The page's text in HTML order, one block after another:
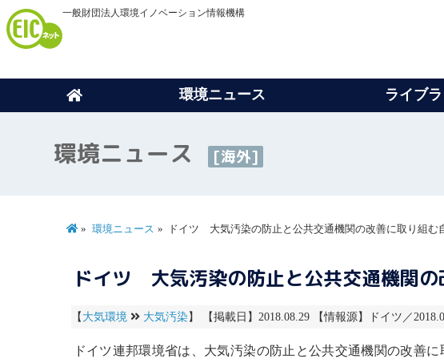
一般財団法人環境イノベーション情報機構
環境ニュース ライブラ
環境ニュース [海外]
環境ニュース ドイツ 大気汚染の防止と公共交通機関の改善に取り組む
ドイツ 大気汚染の防止と公共交通機関
【 大気環境 大気汚染 】 【掲載日】2018.08.29 【情報源】ドイツ／
ドイツ連邦環境省は、 大気汚染の防止と公共交通機関の改善